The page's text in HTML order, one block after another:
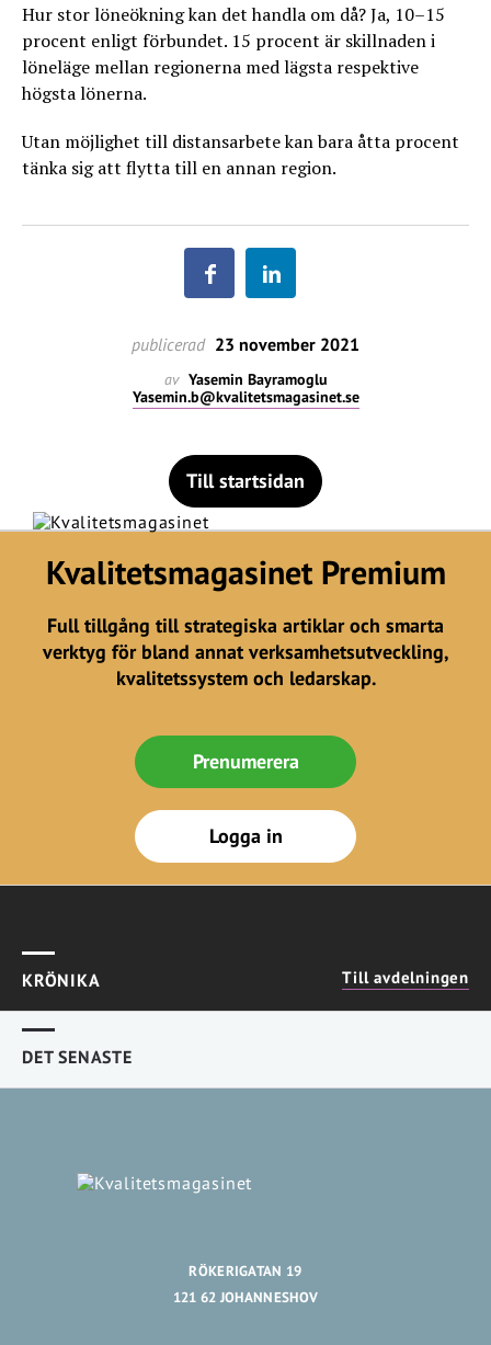
Hur stor löneökning kan det handla om då? Ja, 10–15
procent enligt förbundet. 15 procent är skillnaden i
löneläge mellan regionerna med lägsta respektive
högsta lönerna.
Utan möjlighet till distansarbete kan bara åtta procent
tänka sig att flytta till en annan region.
publicerad 23 november 2021
av Yasemin Bayramoglu
Yasemin.b@kvalitetsmagasinet.se
Till startsidan
Kvalitetsmagasinet Premium
Full tillgång till strategiska artiklar och smarta
verktyg för bland annat verksamhetsutveckling,
kvalitetssystem och ledarskap.
Prenumerera
Logga in
KRÖNIKA Till avdelningen
DET SENASTE
RÖKERIGATAN 19
121 62 JOHANNESHOV